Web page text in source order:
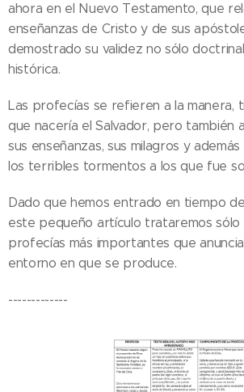
ahora en el Nuevo Testamento, que
enseñanzas de Cristo y de sus
demostrado su validez no sólo
histórica.
Las profecías se refieren a la manera,
que nacería el Salvador, pero también
sus enseñanzas, sus milagros y
los terribles tormentos a los que fue
Dado que hemos entrado en tiempo
este pequeño artículo trataremos sólo
profecías más importantes que
entorno en que se produce.
-------------